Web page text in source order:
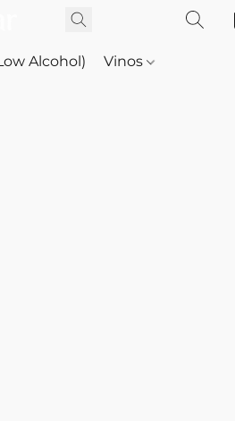
Alcohol) Vinos